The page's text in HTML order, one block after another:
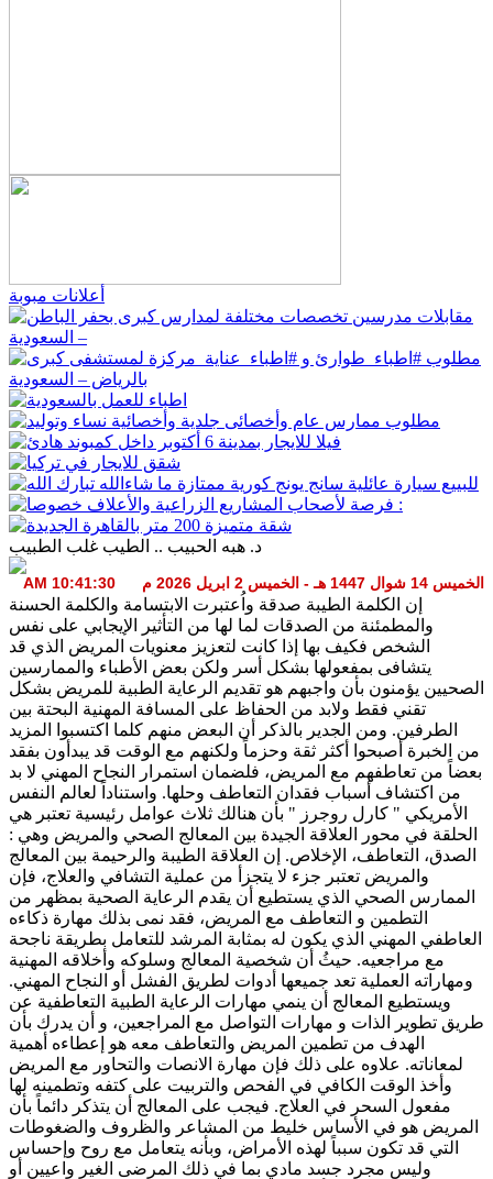
أعلانات مبوبة
د. هبه الحبيب .. الطيب غلب الطبيب
الخميس 14 شوال 1447 هـ - الخميس 2 ابريل 2026 م 10:41:30 AM
إن الكلمة الطيبة صدقة واُعتبرت الابتسامة والكلمة الحسنة
والمطمئنة من الصدقات لما لها من التأثير الإيجابي على نفس
الشخص فكيف بها إذا كانت لتعزيز معنويات المريض الذي قد
يتشافى بمفعولها بشكل أسر ولكن بعض الأطباء والممارسين
الصحيين يؤمنون بأن واجبهم هو تقديم الرعاية الطبية للمريض بشكل
تقني فقط ولابد من الحفاظ على المسافة المهنية البحتة بين
الطرفين. ومن الجدير بالذكر أن البعض منهم كلما اكتسبوا المزيد
من الخبرة أصبحوا أكثر ثقة وحزماً ولكنهم مع الوقت قد يبدأون بفقد
بعضاً من تعاطفهم مع المريض، فلضمان استمرار النجاح المهني لا بد
من اكتشاف أسباب فقدان التعاطف وحلها. واستناداً لعالم النفس
الأمريكي " كارل روجرز " بأن هنالك ثلاث عوامل رئيسية تعتبر هي
الحلقة في محور العلاقة الجيدة بين المعالج الصحي والمريض وهي :
الصدق، التعاطف، الإخلاص. إن العلاقة الطيبة والرحيمة بين المعالج
والمريض تعتبر جزء لا يتجزأ من عملية التشافي والعلاج، فإن
الممارس الصحي الذي يستطيع أن يقدم الرعاية الصحية بمظهر من
التطمين و التعاطف مع المريض، فقد نمى بذلك مهارة ذكاءه
العاطفي المهني الذي يكون له بمثابة المرشد للتعامل بطريقة ناجحة
مع مراجعيه. حيثُ أن شخصية المعالج وسلوكه وأخلاقه المهنية
ومهاراته العملية تعد جميعها أدوات لطريق الفشل أو النجاح المهني.
ويستطيع المعالج أن ينمي مهارات الرعاية الطبية التعاطفية عن
طريق تطوير الذات و مهارات التواصل مع المراجعين، و أن يدرك بأن
الهدف من تطمين المريض والتعاطف معه هو إعطاءه أهمية
لمعاناته. علاوه على ذلك فإن مهارة الانصات والتحاور مع المريض
وأخذ الوقت الكافي في الفحص والتربيت على كتفه وتطمينه لها
مفعول السحر في العلاج. فيجب على المعالج أن يتذكر دائماً بأن
المريض هو في الأساس خليط من المشاعر والظروف والضغوطات
التي قد تكون سبباً لهذه الأمراض، وبأنه يتعامل مع روح وإحساس
وليس مجرد جسد مادي بما في ذلك المرضى الغير واعيين أو